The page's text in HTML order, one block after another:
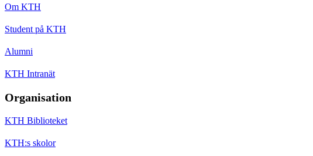
Om KTH
Student på KTH
Alumni
KTH Intranät
Organisation
KTH Biblioteket
KTH:s skolor